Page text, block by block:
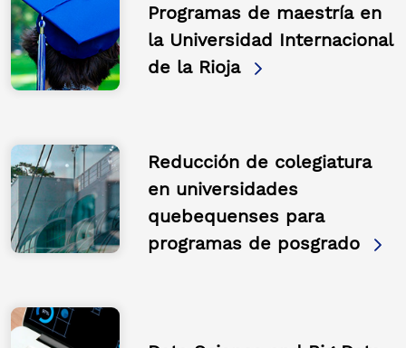
Programas de maestría en
la Universidad Internacional
de la Rioja
Reducción de colegiatura
en universidades
quebequenses para
programas de posgrado